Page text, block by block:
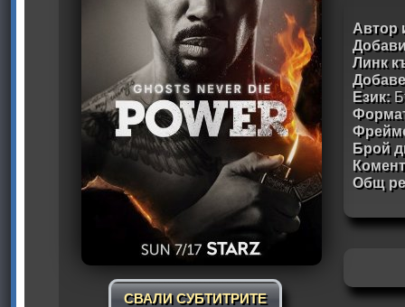
СВАЛИ СУБТИТРИТЕ
Автор
Линк
Език:
Брой
Общ